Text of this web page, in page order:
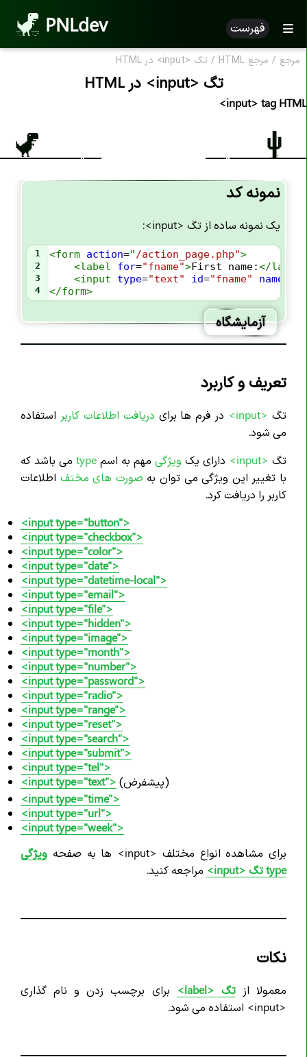
PNLdev فهرست
مرجع / مرجع HTML / تگ <input> در HTML
تگ <input> در HTML
<input> tag HTML
نمونه کد
یک نمونه ساده از تگ <input>:
1 <form action="/action_page.php">
2 <label for="fname">First name:</label
3 <input type="text" id="fname" name
4 </form>
آزمایشگاه
تعریف و کاربرد
تگ <input> در فرم ها برای دریافت اطلاعات کاربر استفاده
می شود.
تگ <input> دارای یک ویژگی مهم به اسم type می باشد که
با تغییر این ویژگی می توان به صورت های مختف اطلاعات
کاربر را دریافت کرد.
<input type="button">
<input type="checkbox">
<input type="color">
<input type="date">
<input type="datetime-local">
<input type="email">
<input type="file">
<input type="hidden">
<input type="image">
<input type="month">
<input type="number">
<input type="password">
<input type="radio">
<input type="range">
<input type="reset">
<input type="search">
<input type="submit">
<input type="tel">
<input type="text">
(پیشفرض)
<input type="time">
<input type="url">
<input type="week">
برای مشاهده انواع مختلف <input> ها به صفحه
ویژگی
type تگ <input>
مراجعه کنید.
نکات
معمولا ازتگ <label>
برای برچسب زدن و نام گذاری
<input> استفاده می شود.